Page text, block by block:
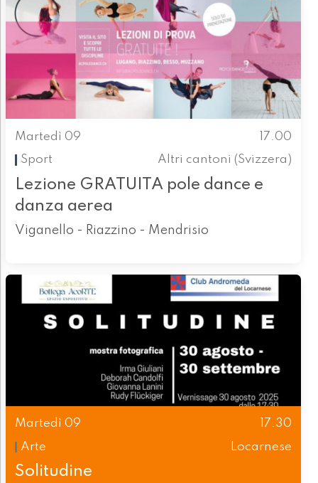
Martedì 09
17.00
Sport
Altri cantoni (Svizzera)
Lezione GRATUITA pole dance e
danza aerea
Viganello - Riazzino - Mendrisio
Martedì 09
17.30
Arte
Locarnese
Solitudine